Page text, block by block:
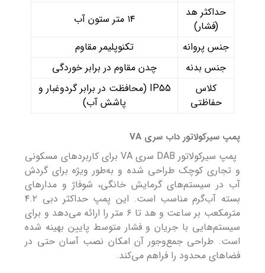
حداکثر هد
(فشار)
۱۴ متر ستون آب
جنس پروانه
تکنوپلیمر مقاوم
جنس بدنه
چدن مقاوم در برابر خوردگی
کلاس
حفاظتی
IP55 (محافظت در برابر گردوغبار و
پاشش آب)
پمپ سیرکولاتور داب سری VA
پمپ سیرکولاتور DAB سری VA برای کاربردهای مسکونی
و تجاری کوچک طراحی شده و به‌طور ویژه برای گردش
آب در سیستم‌های گرمایش خانگی، شوفاژ و مدارهای
بسته آب‌گرم مناسب است. این پمپ حداکثر دبی ۴.۲
مترمکعب بر ساعت و هد تا ۶ متر را ارائه می‌دهد و برای
سیستم‌هایی با جریان و فشار متوسط پایین بهینه شده
است. طراحی جمع‌وجور آن امکان نصب آسان حتی در
فضاهای محدود را فراهم می‌کند.